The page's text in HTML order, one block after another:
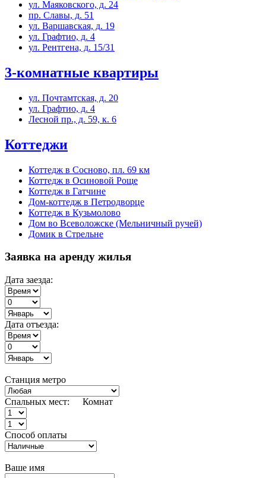
ул. Маяковского, д. 24
пр. Славы, д. 51
ул. Варшавская, д. 19
ул. Графтио, д. 4
ул. Рентгена, д. 15/31
3-комнатные квартиры
ул. Почтамтская, д. 20
ул. Графтио, д. 4
Лесной пр., д. 59, к. 6
Коттеджи
Коттедж в Сосново, пл. 69 км
Коттедж в Осиновой Роще
Коттедж в Гатчине
Дом-коттедж в Петродворце
Коттедж в Кузьмолово
Дом во Всеволожске (Мельничный ручей)
Домик в Стрельне
Заявка на аренду жилья
Дата заезда:
Дата отъезда:
Станция метро
Спальных мест: Комнат
Способ оплаты
Ваше имя